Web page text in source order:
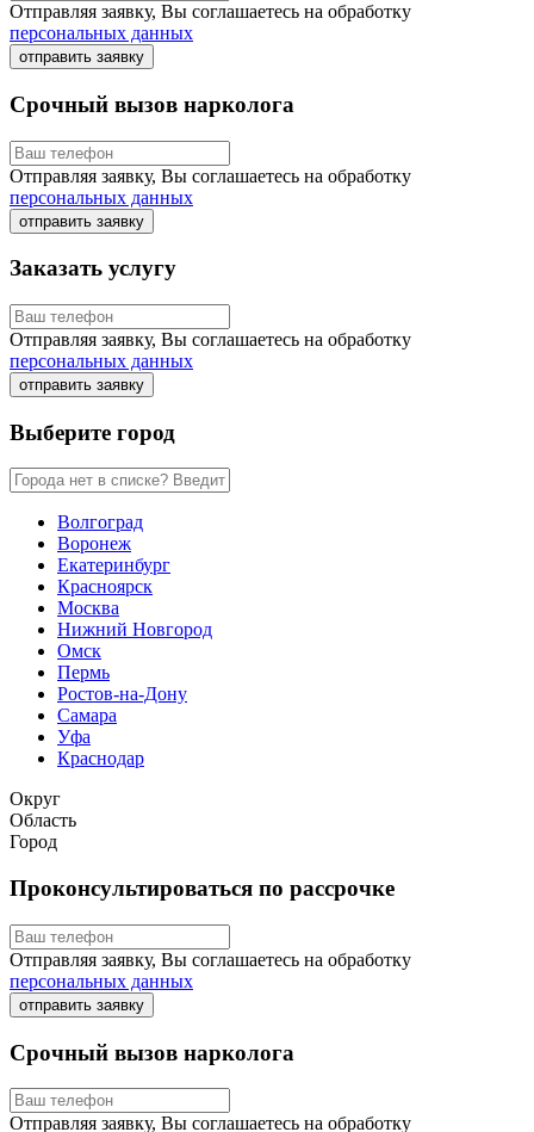
Отправляя заявку, Вы соглашаетесь на обработку
персональных данных
отправить заявку
Срочный вызов нарколога
Отправляя заявку, Вы соглашаетесь на обработку
персональных данных
отправить заявку
Заказать услугу
Отправляя заявку, Вы соглашаетесь на обработку
персональных данных
отправить заявку
Выберите город
Волгоград
Воронеж
Екатеринбург
Красноярск
Москва
Нижний Новгород
Омск
Пермь
Ростов-на-Дону
Самара
Уфа
Краснодар
Округ
Область
Город
Проконсультироваться по рассрочке
Отправляя заявку, Вы соглашаетесь на обработку
персональных данных
отправить заявку
Срочный вызов нарколога
Отправляя заявку, Вы соглашаетесь на обработку